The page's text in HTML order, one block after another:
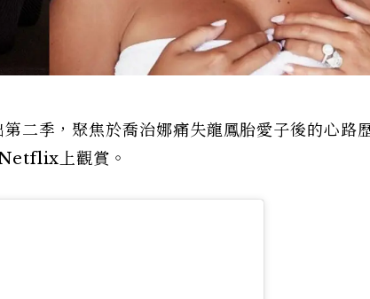
二季，聚焦於喬治娜痛失龍鳳胎愛子後的心路
上觀賞。